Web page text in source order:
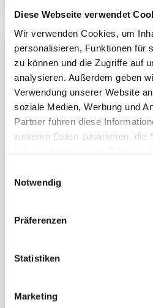
Diese Webseite verwendet
Wir verwenden Cookies, um
personalisieren, Funktionen für
zu können und die Zugriffe auf
analysieren. Außerdem geben
Verwendung unserer Website
soziale Medien, Werbung und
Partner führen diese
weiteren Daten zusammen, die
Notwendig
Präferenzen
Statistiken
Marketing
3. Nachhaltiger Umgang
Der Arbeits- und
und Schulen vor erhebliche
Modelle helfen dabei,
effizienter einzusetzen.
Gleichzeitig steigt die
professionell in den